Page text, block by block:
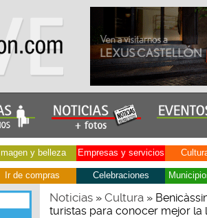
Imagen y belleza Empresas y servicios
Ir de compras Celebraciones
Noticias» Cultura»
turistas para conocer mejor la